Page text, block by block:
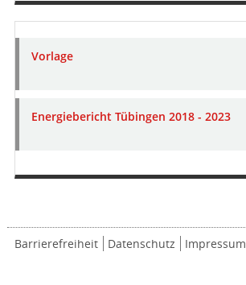
Vorlage
Energiebericht Tübingen 2018 - 2023
Barrierefreiheit Datenschutz Impressum